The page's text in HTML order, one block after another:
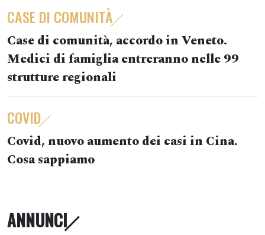
CASE DI COMUNITÀ
Case di comunità, accordo in Veneto.
Medici di famiglia entreranno nelle 99
strutture regionali
COVID
Covid, nuovo aumento dei casi in Cina.
Cosa sappiamo
ANNUNCI